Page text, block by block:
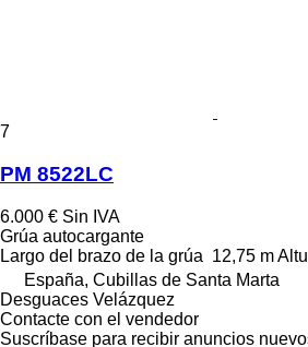
7
PM 8522LC
6.000 € Sin IVA
Grúa autocargante
Largo del brazo de la grúa 12,75 m
España, Cubillas de Santa Marta
Desguaces Velázquez
Contacte con el vendedor
Suscríbase para recibir anuncios